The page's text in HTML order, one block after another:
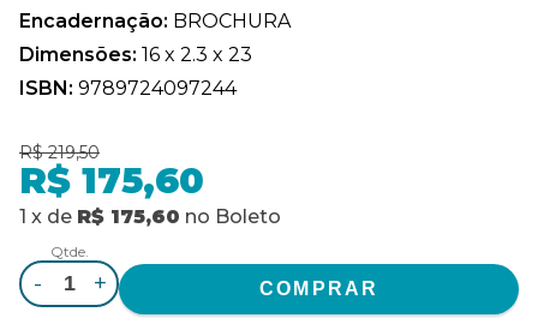
Encadernação: BROCHURA
Dimensões: 16 x 2.3 x 23
ISBN: 9789724097244
R$ 219,50
R$ 175,60
1 x de R$ 175,60 no Boleto
Qtde.
- +